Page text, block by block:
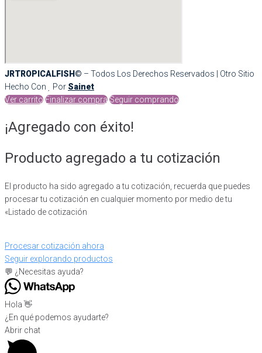
JRTROPICALFISH© – Todos Los Derechos Reservados | Otro Sitio
Hecho Con
Por Sainet
Ver carritoFinalizar compraSeguir comprando
¡Agregado con éxito!
Producto agregado a tu cotización
El producto ha sido agregado a tu cotización, recuerda que puedes
procesar tu cotización en cualquier momento por medio de tu
«Listado de cotización
Procesar cotización ahora
Seguir explorando productos
💬 ¿Necesitas ayuda?
Hola 👋
¿En qué podemos ayudarte?
Abrir chat